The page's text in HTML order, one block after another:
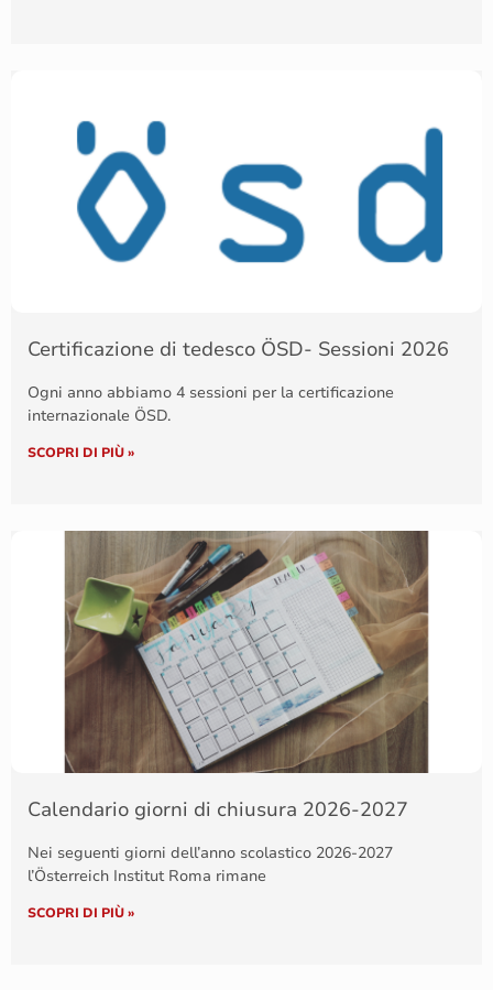
Certificazione di tedesco ÖSD- Sessioni 2026
Ogni anno abbiamo 4 sessioni per la certificazione
internazionale ÖSD.
SCOPRI DI PIÙ »
Calendario giorni di chiusura 2026-2027
Nei seguenti giorni dell’anno scolastico 2026-2027
l’Österreich Institut Roma rimane
SCOPRI DI PIÙ »